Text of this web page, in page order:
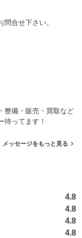
合せ下さい。
整備・販売・買取など
待ってます！
メッセージをもっと見る
4.8
4.8
4.8
4.8